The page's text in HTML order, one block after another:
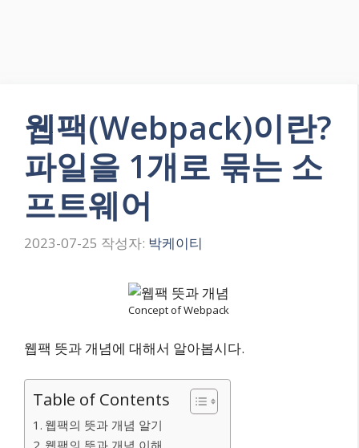
웹팩(Webpack)이란?
파일을 1개로 묶는 소
프트웨어
2023-07-25 작성자: 박케이티
Concept of Webpack
웹팩 뜻과 개념에 대해서 알아봅시다.
Table of Contents
웹팩의 뜻과 개념 알기
웹팩의 뜻과 개념 이해